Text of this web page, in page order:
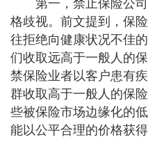
第一，禁止保险公司
格歧视。前文提到，保
往拒绝向健康状况不佳
们收取远高于一般人的
禁保险业者以客户患有
群收取高于一般人的保
些被保险市场边缘化的
能以公平合理的价格获得